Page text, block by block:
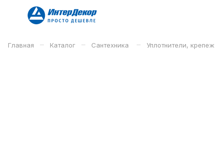
Главная – Каталог – Сантехника – Уплотнители, крепеж